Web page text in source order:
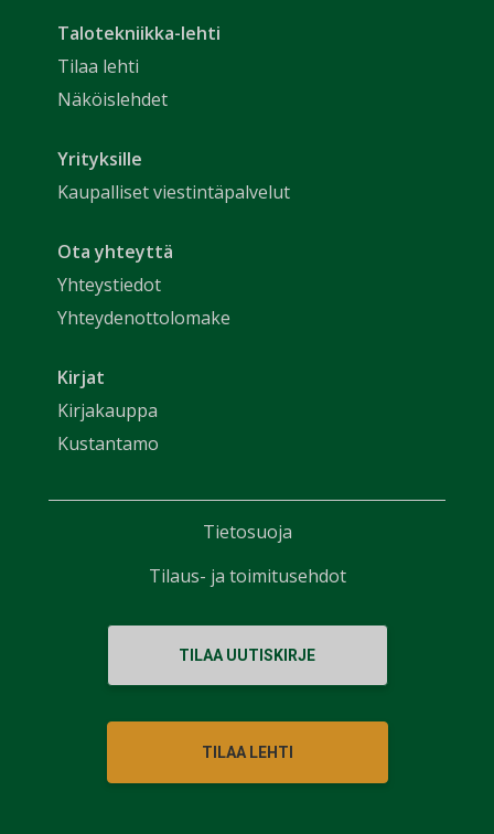
Talotekniikka-lehti
Tilaa lehti
Näköislehdet
Yrityksille
Kaupalliset viestintäpalvelut
Ota yhteyttä
Yhteystiedot
Yhteydenottolomake
Kirjat
Kirjakauppa
Kustantamo
TILAA UUTISKIRJE
TILAA LEHTI
Tietosuoja
Tilaus- ja toimitusehdot